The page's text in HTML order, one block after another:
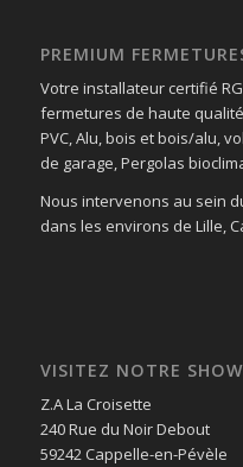
PREMIUM
Votre installateur certifié
fermetures de haute
PVC, Alu, bois et bois/alu,
de garage, Pergolas
Nous intervenons au sein
dans les environs de Lille,
VISITEZ NOTRE
Z.A La Croisette
240 Rue du Noir Debout
59242 Cappelle-en-Pévèle